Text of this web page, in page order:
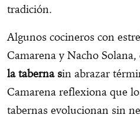
tradición.
Algunos cocineros con
Camarena y Nacho
la taberna sin abrazar
Camarena reflexiona que
tabernas evolucionan sin